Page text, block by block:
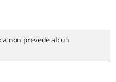
non prevede alcun